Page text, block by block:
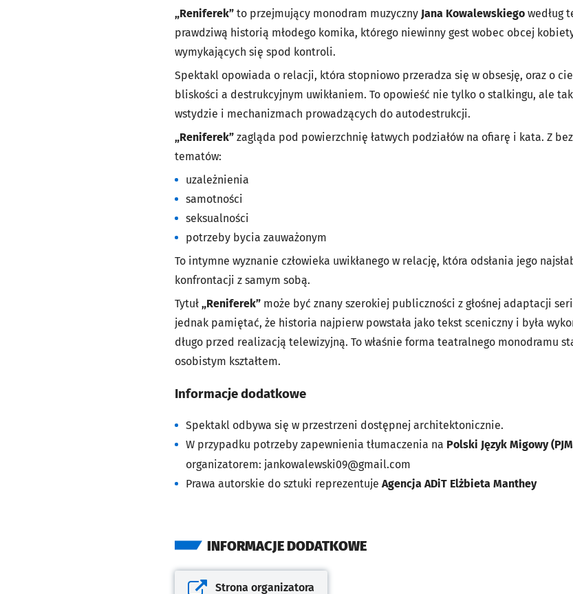
„Reniferek” to przejmujący monodram muzyczny Jana Kowalewskiego według
prawdziwą historią młodego komika, którego niewinny gest wobec obcej
wymykających się spod kontroli.
Spektakl opowiada o relacji, która stopniowo przeradza się w obsesję, oraz o
bliskości a destrukcyjnym uwikłaniem. To opowieść nie tylko o stalkingu, ale
wstydzie i mechanizmach prowadzących do autodestrukcji.
„Reniferek” zagląda pod powierzchnię łatwych podziałów na ofiarę i kata. Z
tematów:
uzależnienia
samotności
seksualności
potrzeby bycia zauważonym
To intymne wyznanie człowieka uwikłanego w relację, która odsłania jego
konfrontacji z samym sobą.
Tytuł „Reniferek” może być znany szerokiej publiczności z głośnej adaptacji
jednak pamiętać, że historia najpierw powstała jako tekst sceniczny i była
długo przed realizacją telewizyjną. To właśnie forma teatralnego monodramu
osobistym kształtem.
Informacje dodatkowe
Spektakl odbywa się w przestrzeni dostępnej architektonicznie.
W przypadku potrzeby zapewnienia tłumaczenia na Polski Język Migowy
organizatorem: jankowalewski09@gmail.com
Prawa autorskie do sztuki reprezentuje Agencja ADiT Elżbieta Manthey
INFORMACJE DODATKOWE
Strona organizatora